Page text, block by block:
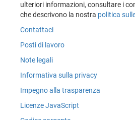
ulteriori informazioni, consultare i
che descrivono la nostra politica
Contattaci
Posti di lavoro
Note legali
Informativa sulla privacy
Impegno alla trasparenza
Licenze JavaScript